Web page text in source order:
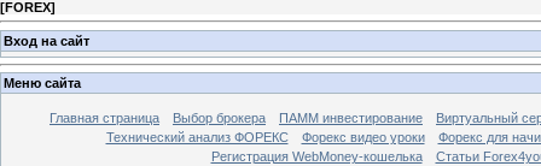
[FOREX]
Вход на сайт
Меню сайта
Главная страница Выбор брокера ПАММ инвестирование
Виртуальный
Технический анализ ФОРЕКС
Форекс видео уроки
Форекс для
Регистрация WebMoney-кошелька
Статьи